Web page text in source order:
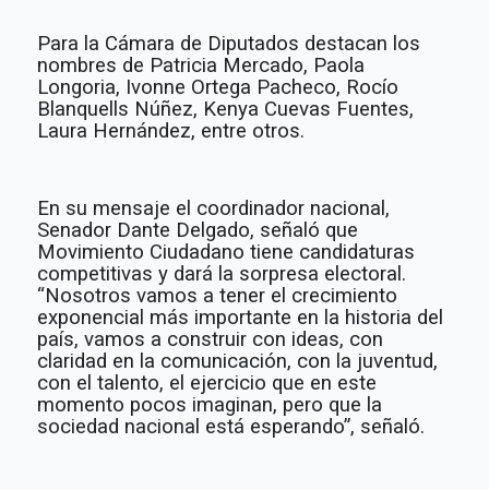
Para la Cámara de Diputados destacan los
nombres de Patricia Mercado, Paola
Longoria, Ivonne Ortega Pacheco, Rocío
Blanquells Núñez, Kenya Cuevas Fuentes,
Laura Hernández, entre otros.
En su mensaje el coordinador nacional,
Senador Dante Delgado, señaló que
Movimiento Ciudadano tiene candidaturas
competitivas y dará la sorpresa electoral.
“Nosotros vamos a tener el crecimiento
exponencial más importante en la historia del
país, vamos a construir con ideas, con
claridad en la comunicación, con la juventud,
con el talento, el ejercicio que en este
momento pocos imaginan, pero que la
sociedad nacional está esperando”, señaló.